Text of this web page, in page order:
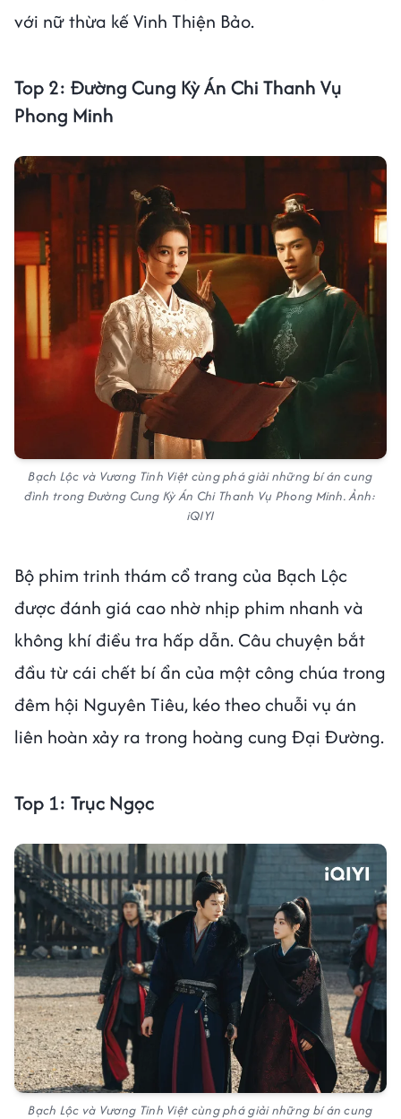
với nữ thừa kế Vinh Thiện Bảo.
Top 2: Đường Cung Kỳ Án Chi Thanh Vụ
Phong Minh
Bạch Lộc và Vương Tinh Việt cùng phá giải những bí án cung
đình trong Đường Cung Kỳ Án Chi Thanh Vụ Phong Minh. Ảnh:
iQIYI
Bộ phim trinh thám cổ trang của Bạch Lộc
được đánh giá cao nhờ nhịp phim nhanh và
không khí điều tra hấp dẫn. Câu chuyện bắt
đầu từ cái chết bí ẩn của một công chúa trong
đêm hội Nguyên Tiêu, kéo theo chuỗi vụ án
liên hoàn xảy ra trong hoàng cung Đại Đường.
Top 1: Trục Ngọc
Bạch Lộc và Vương Tinh Việt cùng phá giải những bí án cung